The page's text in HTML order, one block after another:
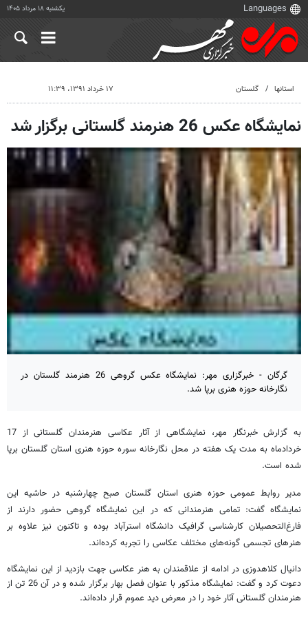
یکشنبه ۱۸ مرداد ۱۴۰۵
استانها گلستان ۱۷ خرداد ۱۳۹۱، ۱۱:۳۹
نمایشگاه عکس 26 هنرمند گلستانی برگزار شد
گرگان - خبرگزاری مهر: نمایشگاه عکس گروهی 26 هنرمند گلستان در
نگارخانه حوزه هنری برپا شد.
به گزارش خبرنگار مهر، نمایشگاهی از آثار عکاسی هنرمندان گلستانی از 17
خردادماه به مدت یک هفته در محل نگارخانه سوره حوزه هنری استان گلستان برپا
شده است.
مدیر روابط عمومی حوزه هنری استان گلستان صبح چهارشنبه در حاشیه این
نمایشگاه گفت: تمامی هنرمندانی که در این نمایشگاه گروهی حضور دارند از
فارغ‌التحصیلان کارشناسی گرافیک دانشگاه استرآباد بوده و تاکنون نیز علاوه بر
هنرهای تجسمی گونه‌های مختلف عکاسی را تجربه کرده‌اند.
دانیال کلاهدوزی در ادامه از علاقمندان به هنر عکاسی جهت بازدید از این نمایشگاه
دعوت کرد و گفت: نمایشگاه مذکور با عنوان فصل بهار برگزار شده و در آن 26 تن از
هنرمندان گلستانی آثار خود را در معرض دید عموم قرار داده‌اند.